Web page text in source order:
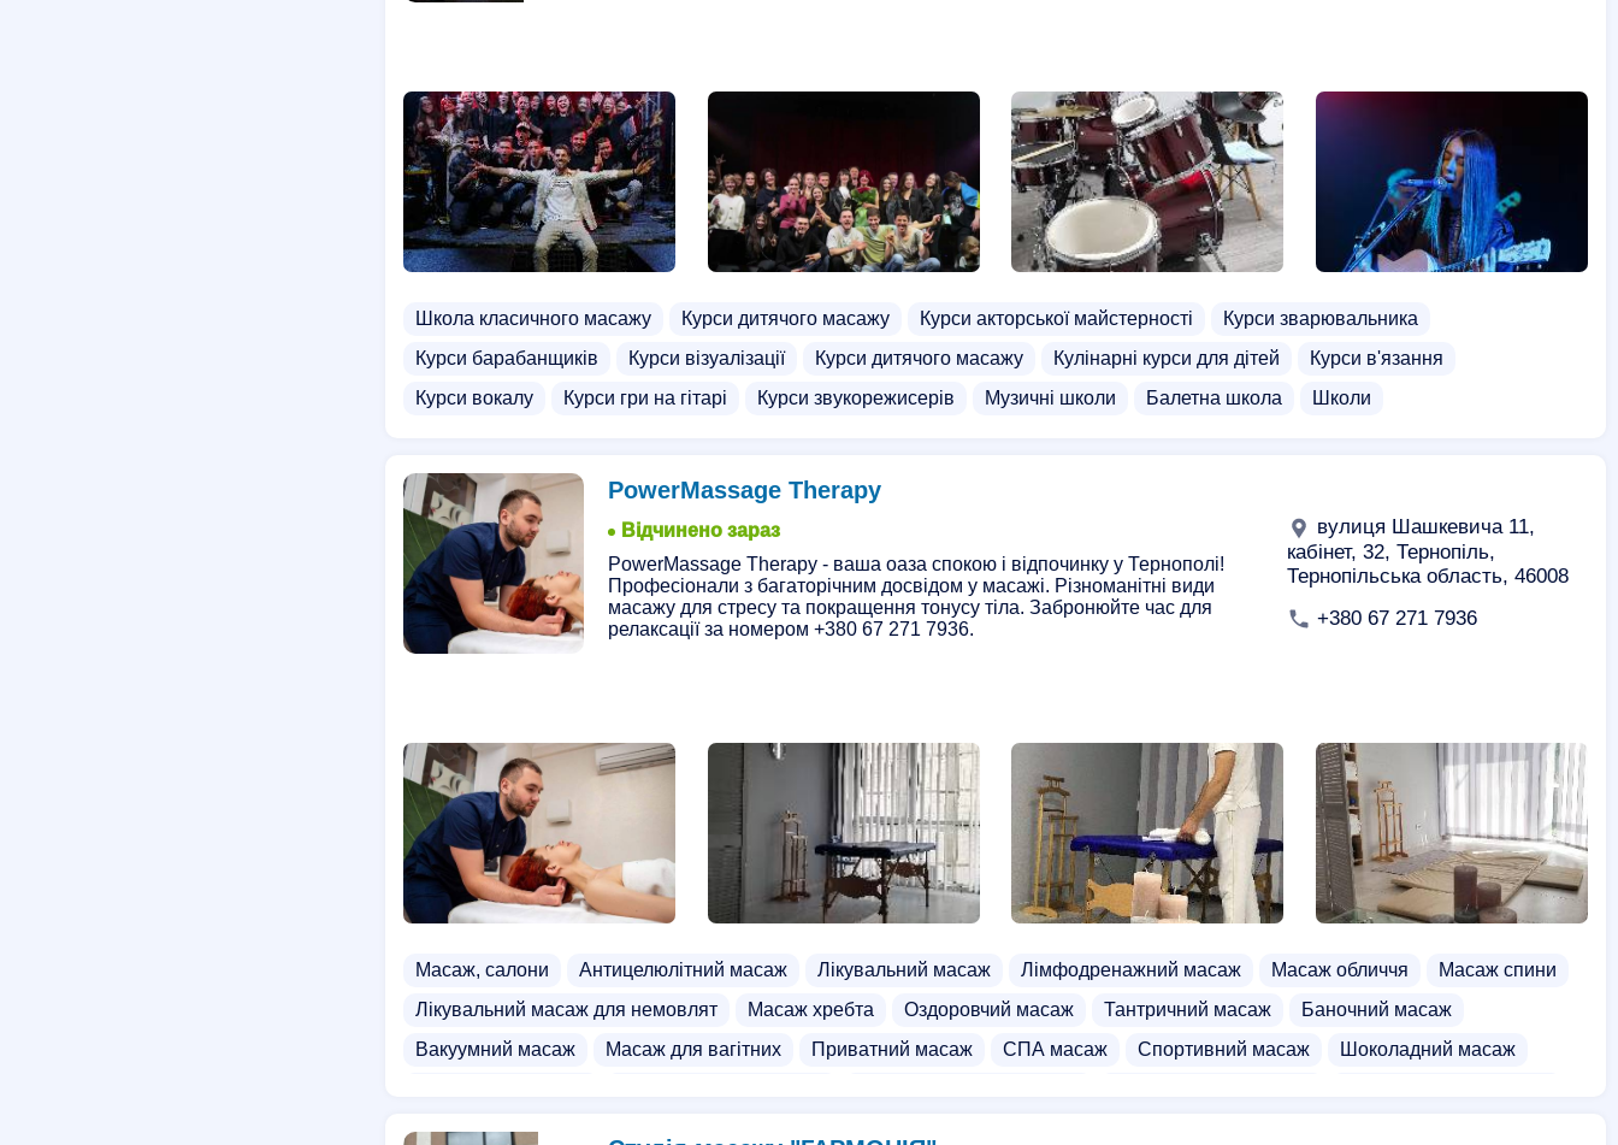
Курси зварювальників
Курси краси Курси підвищення кваліфікації педагогічних працівників
Курси ведення ФОП
Курси діловодства
Курси на погрузчика Курси офісних програм Театральні курси
Front End курси
Курси архітектора
Курси апаратного манікюру Курси візуалізації Курси дитячого масажу
Курси для дітей
Курси екскурсоводів
Курси з охорони праці Курси кератинового вирівнювання волосся
Курси математики
Курси мікроблейдингу
Курси реабілітолога Курси ріелторів Курси системного адміністратора
Курси стюардес
Курси шиття білизни Курси шугарінгу Курси ілюстрації Курси Java
Data Science курси
Курси .net Вечірні курси медсестер Кулінарні курси для дітей Курси C++
Курси PHP
Курси Python Курси автодіагностики Курси антицелюлітного масажу
Курси мейкапу
Школи Навчання на крановщика
Еротичний масаж для жінок
Масаж для чоловіків
Школа класичного масажу Курси дитячого масажу Курси акторської майстерності
Курси зварювальника
Курси барабанщиків
Курси візуалізації Курси дитячого масажу Кулінарні курси для дітей
Курси в'язання
Курси вокалу
Курси гри на гітарі Курси звукорежисерів Музичні школи Балетна школа Школи
PowerMassage Therapy
Відчинено зараз
PowerMassage Therapy - ваша оаза спокою і відпочинку у Тернополі!
Професіонали з багаторічним досвідом у масажі. Різноманітні види
масажу для стресу та покращення тонусу тіла. Забронюйте час для
релаксації за номером +380 67 271 7936.
вулиця Шашкевича 11,
кабінет, 32, Тернопіль,
Тернопільська область, 46008
+380 67 271 7936
Масаж, салони Антицелюлітний масаж Лікувальний масаж Лімфодренажний масаж Масаж обличчя
Масаж спини
Лікувальний масаж для немовлят
Масаж хребта Оздоровчий масаж Тантричний масаж
Баночний масаж
Вакуумний масаж
Масаж для вагітних Приватний масаж СПА масаж Спортивний масаж
Шоколадний масаж
Курси антицелюлітного масажу